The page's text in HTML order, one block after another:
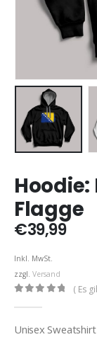
Hoodie:
Flagge
€39,99
Inkl. MwSt.
zzgl. Versand
( Es
Unisex